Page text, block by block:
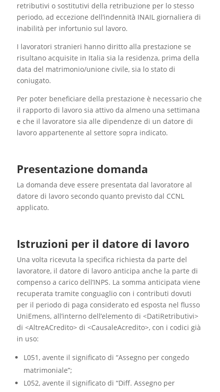
retributivi o sostitutivi della retribuzione per lo stesso
periodo, ad eccezione dell’indennità INAIL giornaliera di
inabilità per infortunio sul lavoro.
I lavoratori stranieri hanno diritto alla prestazione se
risultano acquisite in Italia sia la residenza, prima della
data del matrimonio/unione civile, sia lo stato di
coniugato.
Per poter beneficiare della prestazione è necessario che
il rapporto di lavoro sia attivo da almeno una settimana
e che il lavoratore sia alle dipendenze di un datore di
lavoro appartenente al settore sopra indicato.
Presentazione domanda
La domanda deve essere presentata dal lavoratore al
datore di lavoro secondo quanto previsto dal CCNL
applicato.
Istruzioni per il datore di lavoro
Una volta ricevuta la specifica richiesta da parte del
lavoratore, il datore di lavoro anticipa anche la parte di
compenso a carico dell’INPS. La somma anticipata viene
recuperata tramite conguaglio con i contributi dovuti
per il periodo di paga considerato ed esposta nel flusso
UniEmens, all’interno dell’elemento di <DatiRetributivi>
di <AltreACredito> di <CausaleAcredito>, con i codici già
in uso:
L051, avente il significato di “Assegno per congedo
matrimoniale”;
L052, avente il significato di “Diff. Assegno per